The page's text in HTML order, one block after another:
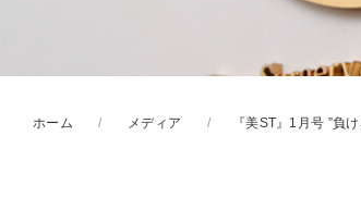
ホーム メディア 『美ST』1月号 ”負